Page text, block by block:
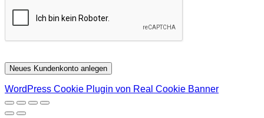
Neues Kundenkonto anlegen
WordPress Cookie Plugin von Real Cookie Banner